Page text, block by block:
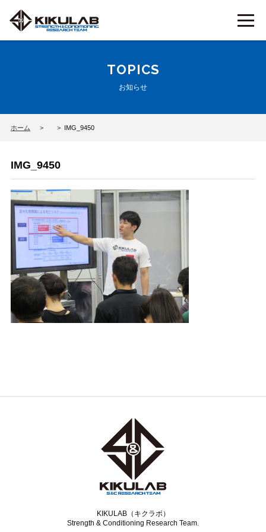
TOPICS
お知らせ
ホーム IMG_9450
IMG_9450
KIKULAB（キクラボ）
Strength & Conditioning Research Team.